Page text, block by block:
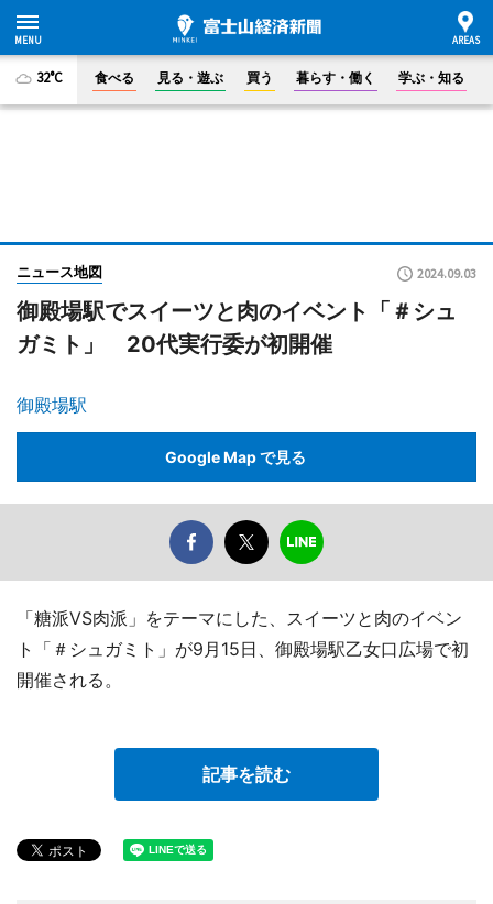
32°C 食べる 見る・遊ぶ 買う 暮らす・働く 学ぶ・知る
ニュース地図 2024.09.03
御殿場駅でスイーツと肉のイベント「＃シュ
ガミト」 20代実行委が初開催
御殿場駅
Google Map で見る
「糖派VS肉派」をテーマにした、スイーツと肉のイベン
ト「＃シュガミト」が9月15日、御殿場駅乙女口広場で初
開催される。
記事を読む